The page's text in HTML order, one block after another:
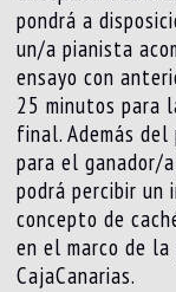
pondrá a
un/a pianista
ensayo con
25 minutos para
final. Además
para el ganador/
podrá percibir un
concepto de
en el marco de
CajaCanarias.